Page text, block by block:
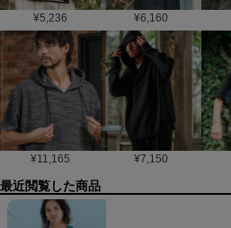
¥5,236 ¥6,160
¥11,165 ¥7,150
最近閲覧した商品